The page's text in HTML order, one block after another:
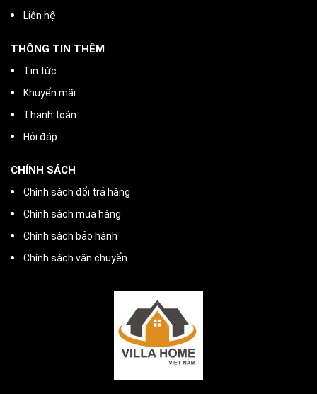
Liên hệ
THÔNG TIN THÊM
Tin tức
Khuyến mãi
Thanh toán
Hỏi đáp
CHÍNH SÁCH
Chính sách đổi trả hàng
Chính sách mua hàng
Chính sách bảo hành
Chính sách vận chuyển